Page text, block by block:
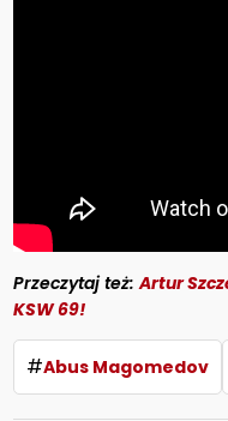
Przeczytaj też:Artur
KSW 69!
#Abus Magomedov